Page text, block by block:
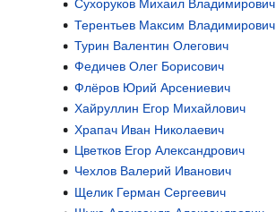
Сухоруков Михаил Владимирович
Терентьев Максим Владимирович
Турин Валентин Олегович
Федичев Олег Борисович
Флёров Юрий Арсениевич
Хайруллин Егор Михайлович
Храпач Иван Николаевич
Цветков Егор Александрович
Чехлов Валерий Иванович
Щелик Герман Сергеевич